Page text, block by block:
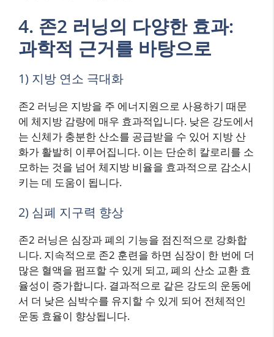
4. 존2 러닝의 다양한 효과:
과학적 근거를 바탕으로
1) 지방 연소 극대화
존2 러닝은 지방을 주 에너지원으로 사용하기 때문
에 체지방 감량에 매우 효과적입니다. 낮은 강도에서
는 신체가 충분한 산소를 공급받을 수 있어 지방 산
화가 활발히 이루어집니다. 이는 단순히 칼로리를 소
모하는 것을 넘어 체지방 비율을 효과적으로 감소시
키는 데 도움이 됩니다.
2) 심폐 지구력 향상
존2 러닝은 심장과 폐의 기능을 점진적으로 강화합
니다. 지속적으로 존2 훈련을 하면 심장이 한 번에 더
많은 혈액을 펌프할 수 있게 되고, 폐의 산소 교환 효
율성이 증가합니다. 결과적으로 같은 강도의 운동에
서 더 낮은 심박수를 유지할 수 있게 되어 전체적인
운동 효율이 향상됩니다.